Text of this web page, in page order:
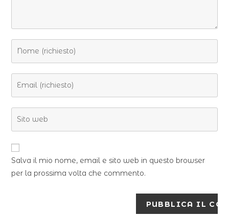
Salva il mio nome, email e sito web in questo browser
per la prossima volta che commento.